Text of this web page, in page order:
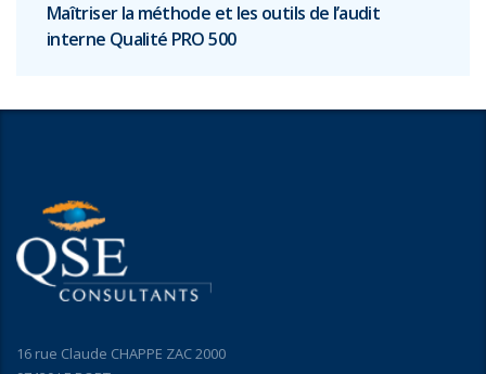
Maîtriser la méthode et les outils de l’audit
interne Qualité PRO 500
16 rue Claude CHAPPE ZAC 2000